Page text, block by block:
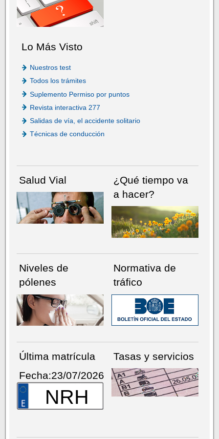
Lo Más Visto
Nuestros test
Todos los trámites
Suplemento Permiso por puntos
Revista interactiva 277
Salidas de vía, el accidente solitario
Técnicas de conducción
Salud Vial
¿Qué tiempo va
a hacer?
Niveles de
pólenes
Normativa de
tráfico
Última matrícula
Fecha:23/07/2026
NRH
Tasas y servicios